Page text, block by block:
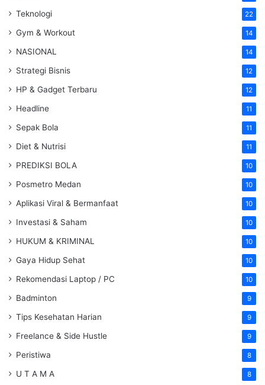
Teknologi 22
Gym & Workout 14
NASIONAL 14
Strategi Bisnis 12
HP & Gadget Terbaru 12
Headline 11
Sepak Bola 11
Diet & Nutrisi 11
PREDIKSI BOLA 10
Posmetro Medan 10
Aplikasi Viral & Bermanfaat 10
Investasi & Saham 10
HUKUM & KRIMINAL 10
Gaya Hidup Sehat 10
Rekomendasi Laptop / PC 10
Badminton 9
Tips Kesehatan Harian 9
Freelance & Side Hustle 9
Peristiwa 8
U T A M A 8